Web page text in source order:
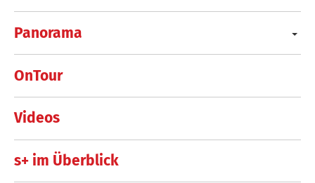
Panorama
OnTour
Videos
s+ im Überblick